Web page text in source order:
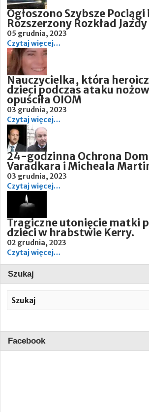
Ogłoszono Szybsze Pociągi i
Rozszerzony Rozkład Jazdy
05 grudnia, 2023
Czytaj więcej…
Nauczycielka, która
dzieci podczas ataku
opuściła OIOM
03 grudnia, 2023
Czytaj więcej…
24-godzinna Ochrona
Varadkara i Micheala
03 grudnia, 2023
Czytaj więcej…
Tragiczne utonięcie matki
dzieci w hrabstwie Kerry.
02 grudnia, 2023
Czytaj więcej…
Szukaj
Facebook